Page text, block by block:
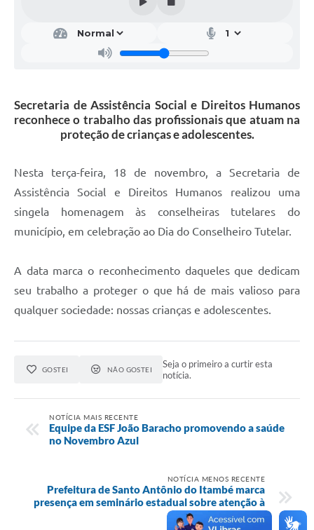
Secretaria de Assistência Social e Direitos Humanos
reconhece o trabalho das profissionais que atuam na
proteção de crianças e adolescentes.
Nesta terça-feira, 18 de novembro, a Secretaria de
Assistência Social e Direitos Humanos realizou uma
singela homenagem às conselheiras tutelares do
município, em celebração ao Dia do Conselheiro Tutelar.
A data marca o reconhecimento daqueles que dedicam
seu trabalho a proteger o que há de mais valioso para
qualquer sociedade: nossas crianças e adolescentes.
GOSTEI NÃO GOSTEI
Seja o primeiro a curtir esta
notícia.
NOTÍCIA MAIS RECENTE
Equipe da ESF João Baracho promovendo a saúde
no Novembro Azul
NOTÍCIA MENOS RECENTE
Prefeitura de Santo Antônio do Itambé marca
presença em seminário estadual sobre atenção à
pessoa idosa